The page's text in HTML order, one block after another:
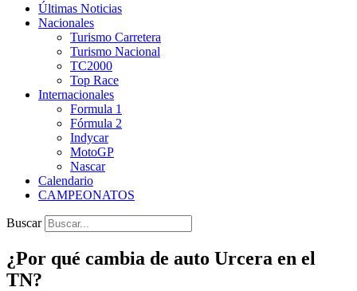
Últimas Noticias
Nacionales
Turismo Carretera
Turismo Nacional
TC2000
Top Race
Internacionales
Formula 1
Fórmula 2
Indycar
MotoGP
Nascar
Calendario
CAMPEONATOS
Buscar
¿Por qué cambia de auto Urcera en el
TN?